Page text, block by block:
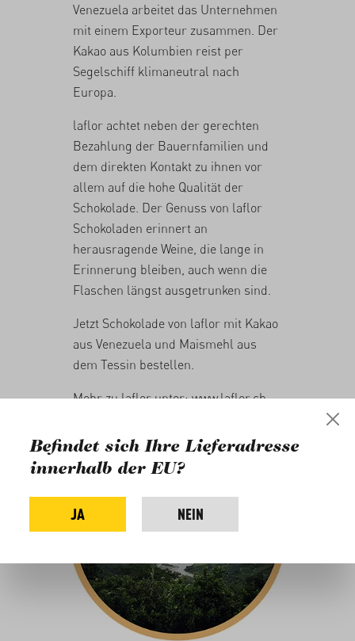
Venezuela arbeitet das Unternehmen
mit einem Exporteur zusammen. Der
Kakao aus Kolumbien reist per
Segelschiff klimaneutral nach
Europa.
laflor achtet neben der gerechten
Bezahlung der Bauernfamilien und
dem direkten Kontakt zu ihnen vor
allem auf die hohe Qualität der
Schokolade. Der Genuss von laflor
Schokoladen erinnert an
herausragende Weine, die lange in
Erinnerung bleiben, auch wenn die
Flaschen längst ausgetrunken sind.
Jetzt Schokolade von laflor mit Kakao
aus Venezuela und Maismehl aus
dem Tessin bestellen
Mehr zu laflor unter:www.laflor.ch
Befindet sich Ihre Lieferadresse
innerhalb der EU?
JA NEIN